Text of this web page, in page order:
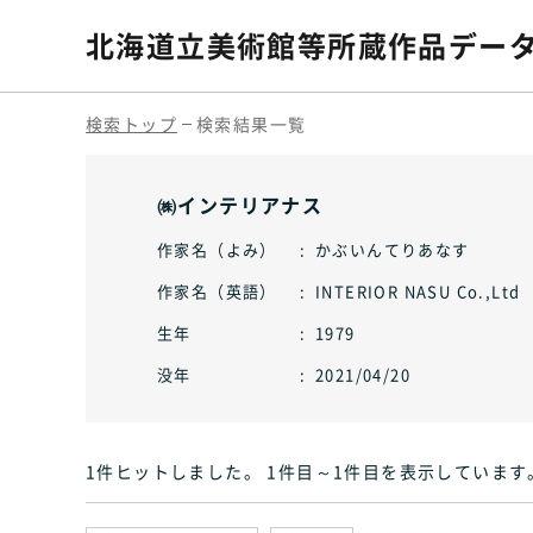
北海道立美術館等所蔵作品デー
検索トップ 検索結果一覧
㈱インテリアナス
作家名（よみ）
かぶいんてりあなす
作家名（英語）
INTERIOR NASU Co.,Ltd
生年
1979
没年
2021/04/20
1件ヒット しました。 1件目～1件目 を表示しています。